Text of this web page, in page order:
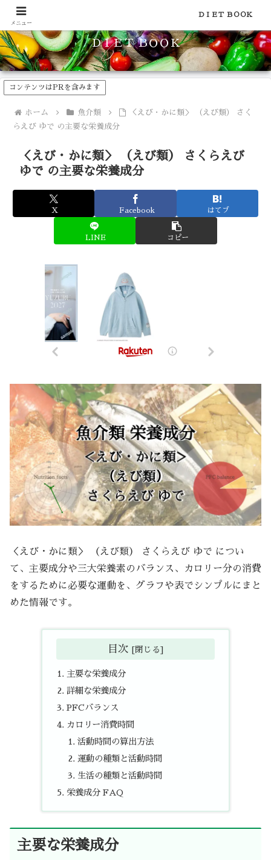
食品のカロリーや糖質などの栄養素がわかる！健康やダイエットに
ＤＩＥＴ ＢＯＯＫ
コンテンツはPRを含みます
ホーム 魚介類
＜えび・かに類＞ （えび類） さく
らえび ゆで の主要な栄養成分
＜えび・かに類＞ （えび類） さくらえび
ゆで の主要な栄養成分
X Facebook はてブ
LINE コピー
＜えび・かに類＞ （えび類） さくらえび ゆで につい
て、主要成分や三大栄養素のバランス、カロリー分の消費
をするために必要な運動を、グラフや表でシンプルにまと
めた情報です。
目次
主要な栄養成分
詳細な栄養成分
PFCバランス
カロリー消費時間
活動時間の算出方法
運動の種類と活動時間
生活の種類と活動時間
栄養成分 FAQ
主要な栄養成分
メニュー
ＤＩＥＴ ＢＯＯＫ